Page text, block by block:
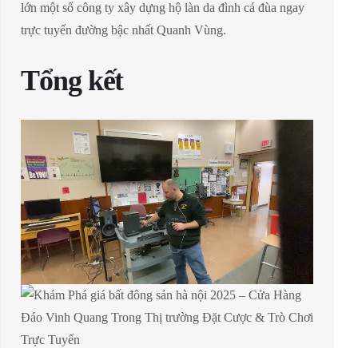
lớn một số công ty xây dựng hộ làn da đình cá đùa ngay
trực tuyến đường bậc nhất Quanh Vùng.
Tổng kết